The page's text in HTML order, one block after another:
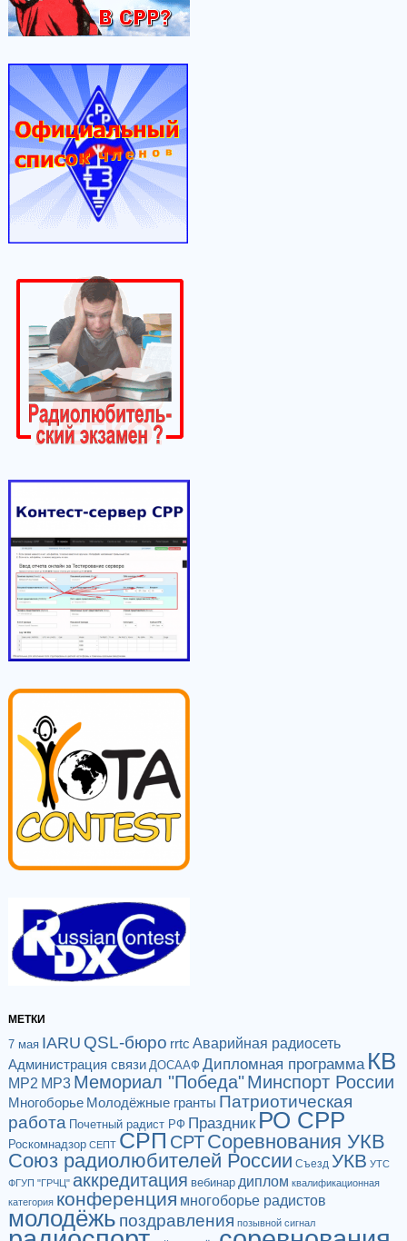
МЕТКИ
7 мая IARU QSL-бюро rrtc Аварийная радиосеть
Администрация связи ДОСААФ Дипломная программа КВ
МР2 МР3 Мемориал "Победа"Минспорт России
Многоборье Молодёжные гранты Патриотическая
работа Почетный радист РФ Праздник РО СРР
Роскомнадзор СЕПТ СРП СРТСоревнования УКВ
Союз радиолюбителей России Съезд УКВ УТС
ФГУП "ГРЧЦ" аккредитация вебинар диплом квалификационная
категория конференция многоборье радистов
молодёжь поздравления позывной сигнал